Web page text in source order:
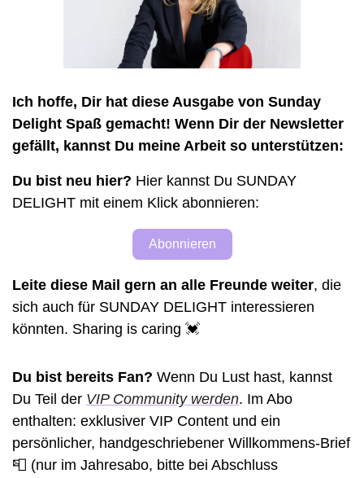
Ich hoffe, Dir hat diese Ausgabe von Sunday
Delight Spaß gemacht! Wenn Dir der Newsletter
gefällt, kannst Du meine Arbeit so unterstützen:
Du bist neu hier? Hier kannst Du SUNDAY
DELIGHT mit einem Klick abonnieren:
Abonnieren
Leite diese Mail gern an alle Freunde weiter, die
sich auch für SUNDAY DELIGHT interessieren
könnten. Sharing is caring 💓
Du bist bereits Fan? Wenn Du Lust hast, kannst
Du Teil der VIP Community werden. Im Abo
enthalten: exklusiver VIP Content und ein
📮 (nur im Jahresabo, bitte bei Abschluss